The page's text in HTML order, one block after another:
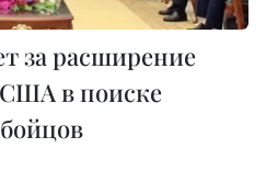
за расширение
США в поиске